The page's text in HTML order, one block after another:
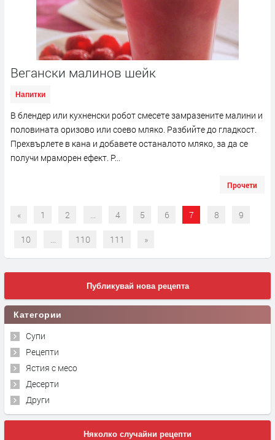
Вегански малинов шейк
Напитки
В блендер или кухненски робот смесете замразените малини и
половината оризово или соево мляко. Разбийте до гладкост.
Прехвърлете в кана и добавете останалото мляко, за да се
получи мраморен ефект. Р...
Прочети
« 1 2 ... 4 5 6 7 8 9
10 ... 110 111 »
Публикувай нова рецепта
Категории
Супи
Рецепти
Ястия с месо
Десерти
Други
Няколко случайни рецепти